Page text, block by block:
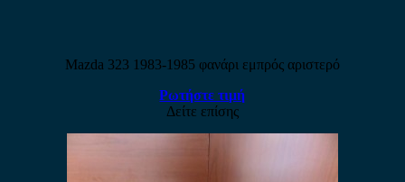
Mazda 323 1983-1985 φανάρι εμπρός αριστερό
Ρωτήστε τιμή
Δείτε επίσης